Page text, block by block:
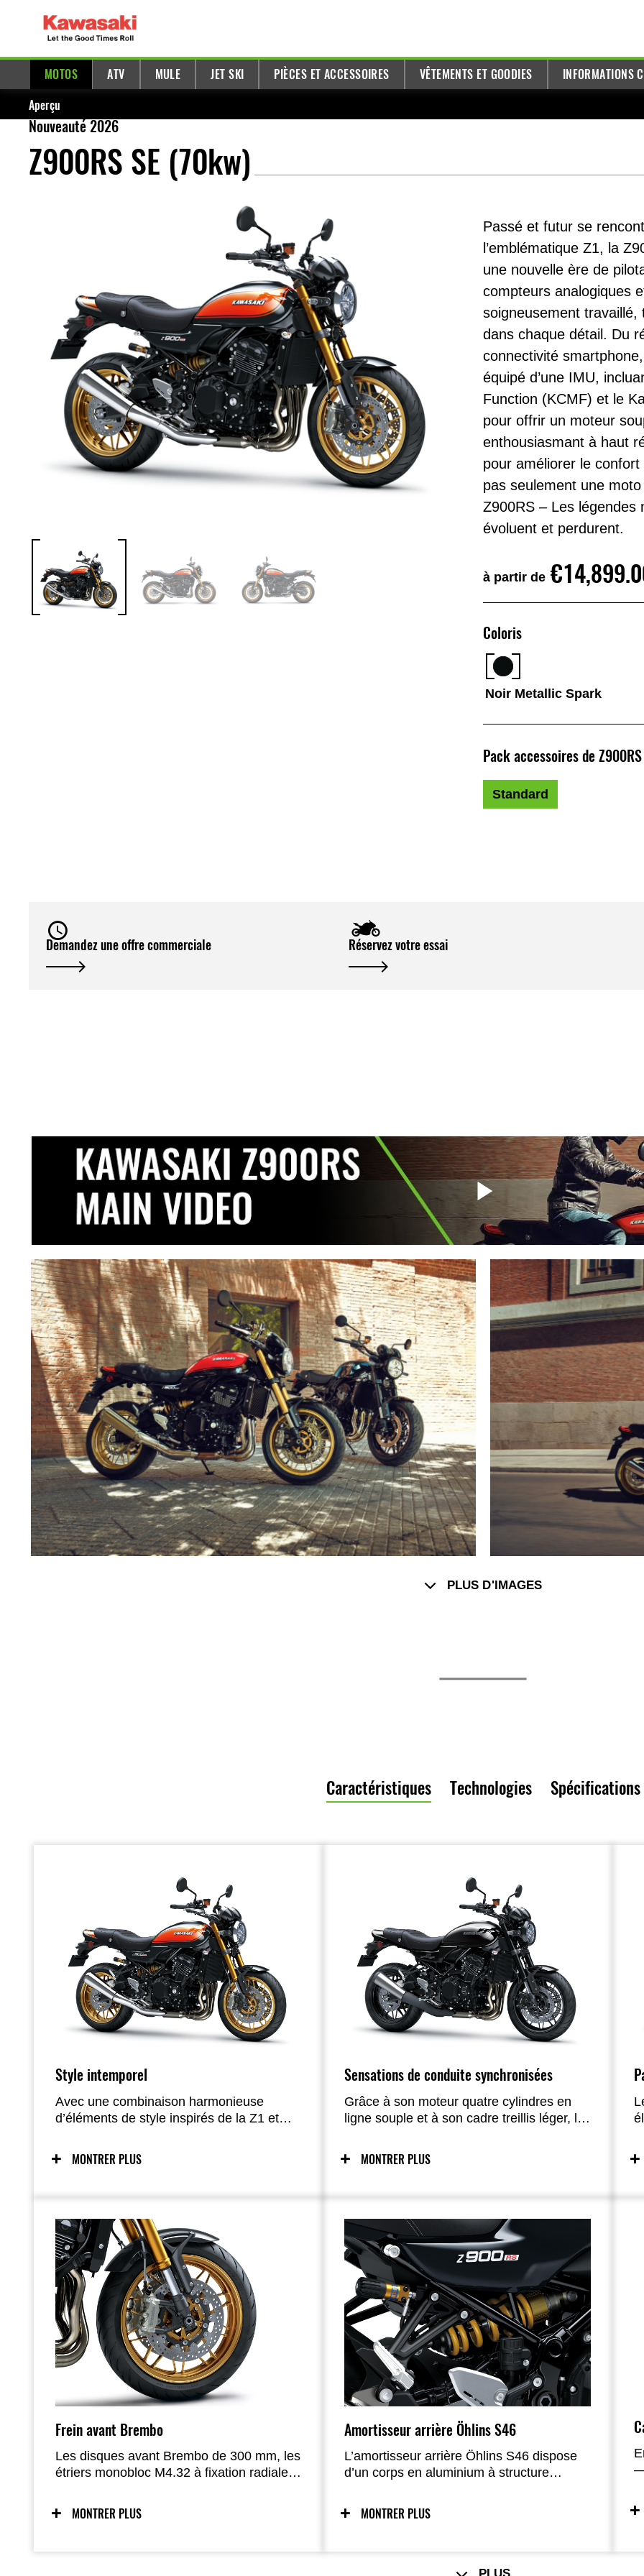
MOTOS ATV MULE JET SKI PIÈCES ET ACCESSOIRES VÊTEMENTS ET GOODIES INFORMATIONS
Aperçu
Nouveauté 2026
Z900RS SE (70kw)
Passé et futur se
l’emblématique Z1, la
une nouvelle ère de
compteurs analogiques
soigneusement
dans chaque détail. Du
connectivité
équipé d’une IMU,
Function (KCMF) et le
pour offrir un moteur
enthousiasmant à haut
pour améliorer le
pas seulement une
Z900RS – Les légendes
évoluent et perdurent.
à partir de
Coloris
Noir Metallic Spark
Pack accessoires de
Standard
Demandez une offre commerciale Réservez votre essai
PLUS D'IMAGES
Caractéristiques Technologies Spécifications
Style intemporel
Avec une combinaison harmonieuse
d’éléments de style inspirés de la Z1 et
un style intemporel et une qualité de
finition exceptionnelle.
MONTRER PLUS
Sensations de conduite synchronisées
Grâce à son moteur quatre cylindres en
ligne souple et à son cadre treillis léger, la
unique dans la catégorie rétro.
MONTRER PLUS
Frein avant Brembo
Les disques avant Brembo de 300 mm, les
étriers monobloc M4.32 à fixation radiale
cylindre radial Nissin de plus petit diamètre
(Ø17,5 mm contre Ø19,1 mm sur le
MONTRER PLUS
Amortisseur arrière Öhlins S46
L’amortisseur arrière Öhlins S46 dispose
d’un corps en aluminium à structure
et de chambres internes d’huile et de gaz
séparées par un piston flottant, ce qui
améliorée de l’amortisseur arrière Öhlins
MONTRER PLUS
—